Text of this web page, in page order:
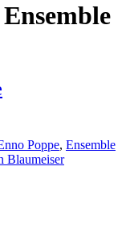
Poppe, Ensemble
Blaumeiser